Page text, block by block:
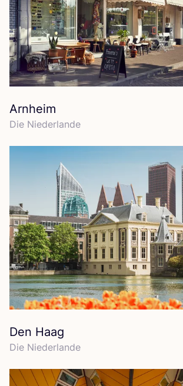
Arnheim
Die Nie­der­lan­de
Den Haag
Die Nie­der­lan­de